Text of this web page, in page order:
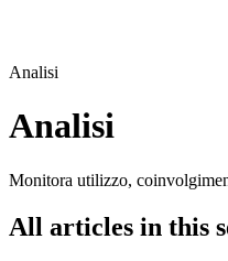
Analisi
Analisi
Monitora utilizzo,
All articles in this